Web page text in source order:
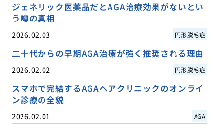
ジェネリック医薬品だとAGA治療効果がないとい
う噂の真相
2026.02.03 円形脱毛症
二十代からの早期AGA治療が強く推奨される理由
2026.02.02 円形脱毛症
スマホで完結するAGAヘアクリニックのオンライ
ン診療の全貌
2026.02.01 AGA